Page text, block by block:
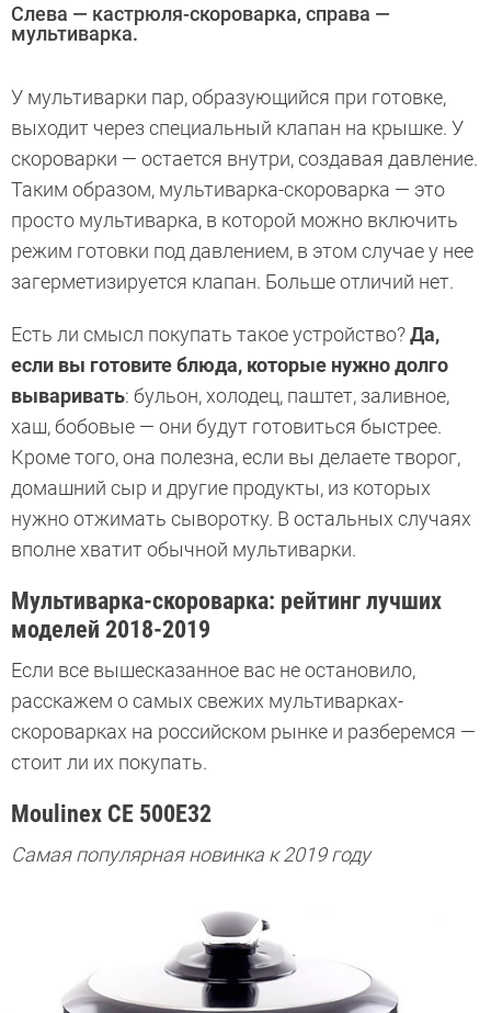
Слева — кастрюля-скороварка, справа —
мультиварка.
У мультиварки пар, образующийся при готовке,
выходит через специальный клапан на крышке. У
скороварки — остается внутри, создавая давление.
Таким образом, мультиварка-скороварка — это
просто мультиварка, в которой можно включить
режим готовки под давлением, в этом случае у нее
загерметизируется клапан. Больше отличий нет.
Есть ли смысл покупать такое устройство?Да,
если вы готовите блюда, которые нужно долго
вываривать: бульон, холодец, паштет, заливное,
хаш, бобовые — они будут готовиться быстрее.
Кроме того, она полезна, если вы делаете творог,
домашний сыр и другие продукты, из которых
нужно отжимать сыворотку. В остальных случаях
вполне хватит обычной мультиварки.
Мультиварка-скороварка: рейтинг лучших
моделей 2018-2019
Если все вышесказанное вас не остановило,
расскажем о самых свежих мультиварках-
скороварках на российском рынке и разберемся —
стоит ли их покупать.
Moulinex CE 500E32
Самая популярная новинка к 2019 году